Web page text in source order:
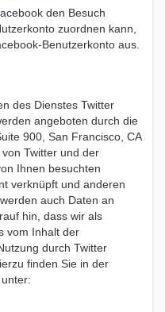
den Besuch
zuordnen kann,
Benutzerkonto aus.
des Dienstes Twitter
angeboten durch die
900, San Francisco, CA
Twitter und der
Ihnen besuchten
verknüpft und anderen
auch Daten an
hin, dass wir als
vom Inhalt der
durch Twitter
finden Sie in der